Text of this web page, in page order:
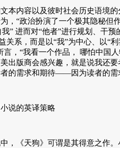
内容以及彼时社会历史语境的
，“政治扮演了一个极其隐秘
” 进而对“他者”进行规划、干
关系，而是以“我”为中心、以
，“我看一个作品， 哪怕中国
出版商会感兴趣，就是说我还
的需求和期待——因为读者的需
说的英译策略
《天狗》可谓是其得意之作。